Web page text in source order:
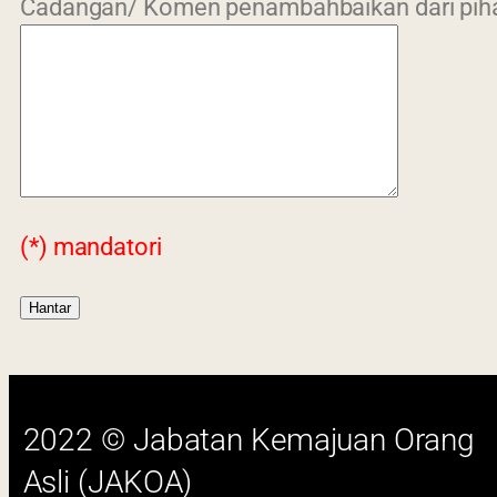
Cadangan/ Komen penambahbaikan dari
(*) mandatori